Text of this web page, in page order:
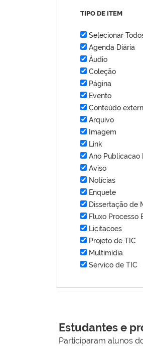
TIPO DE ITEM
Selecionar
Agenda Diária
Áudio
Coleção
Página
Evento
Conteúdo
Arquivo
Imagem
Link
Ano Publicacao
Aviso
Notícias
Enquete
Dissertação de
Fluxo Processo
Licitacoes
Projeto de TIC
Multimídia
Servico de TIC
Estudantes e
Participaram alunos